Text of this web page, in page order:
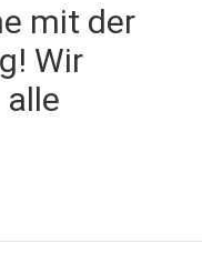
mit der
Wir